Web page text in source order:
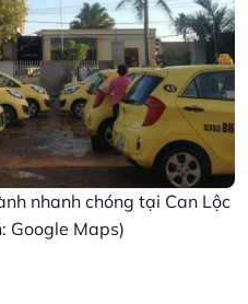
nhanh chóng tại Can Lộc
Google Maps)